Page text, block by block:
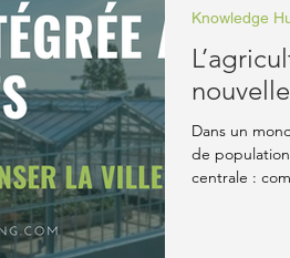
Dans un
de
centrale :
Knowledge